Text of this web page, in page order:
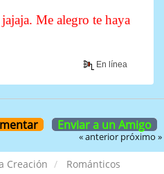
Me alegro te haya
En línea
Enviar a un Amigo
« anterior próximo »
Creación
Románticos